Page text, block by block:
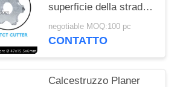
superficie della strada
scarifica i collegamenti
che dello scarificatore
tamburellano
negotiable MOQ:100 pc
CONTATTO
Calcestruzzo Planer